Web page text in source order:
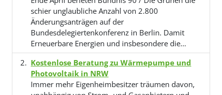
schier unglaubliche Anzahl von 2.800
Änderungsanträgen auf der
Bundesdelegiertenkonferenz in Berlin. Damit
Erneuerbare Energien und insbesondere die…
Kostenlose Beratung zu Wärmepumpe und
Photovoltaik in NRW
Immer mehr Eigenheimbesitzer träumen davon,